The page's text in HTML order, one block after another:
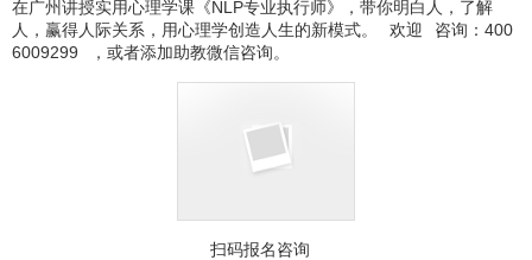
在广州讲授实用心理学课《NLP专业执行师》，带你明白人，了解
人，赢得人际关系，用心理学创造人生的新模式。
欢迎
咨询：400
6009299
，或者添加助教微信咨询。
扫码报名咨询